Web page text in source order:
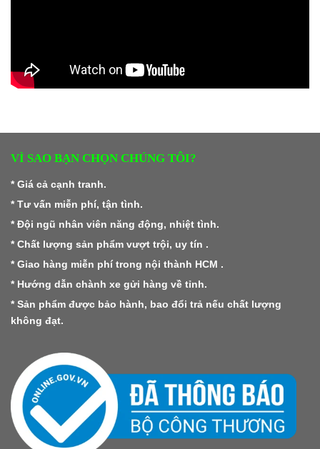
VÌ SAO BẠN CHỌN CHÚNG TÔI?
* Giá cả cạnh tranh.
* Tư vấn miễn phí, tận tình.
* Đội ngũ nhân viên năng động, nhiệt tình.
* Chất lượng sản phẩm vượt trội, uy tín .
* Giao hàng miễn phí trong nội thành HCM .
* Hướng dẫn chành xe gửi hàng về tỉnh.
* Sản phẩm được bảo hành, bao đổi trả nếu chất lượng
không đạt.